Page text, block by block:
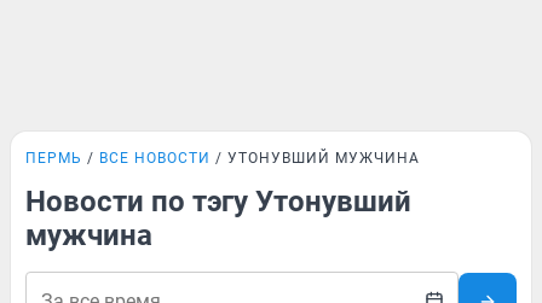
ПЕРМЬ ВСЕ НОВОСТИ УТОНУВШИЙ МУЖЧИНА
Новости по тэгу Утонувший
мужчина